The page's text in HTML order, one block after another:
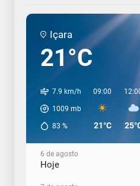
Içara
21°C
7.9 km/h
1009 mb
83 %
09:00
21°C
6 de agosto
Hoje